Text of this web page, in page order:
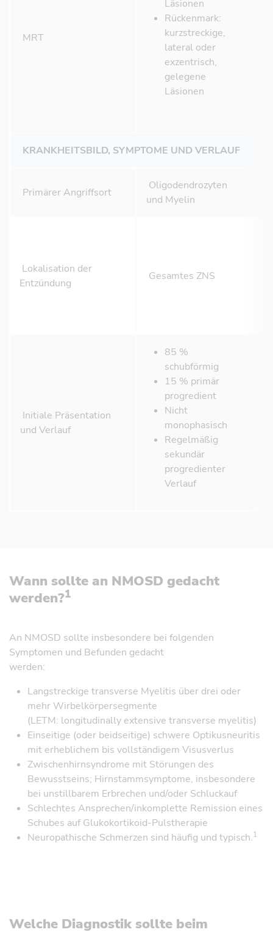
MRT
Läsionen
Rückenmark:
kurzstreckige,
lateral oder
exzentrisch,
gelegene
Läsionen
KRANKHEITSBILD, SYMPTOME UND VERLAUF
Primärer Angriffsort
Oligodendrozyten
und Myelin
Lokalisation der
Entzündung
Gesamtes ZNS
Initiale Präsentation
und Verlauf
85 %
schubförmig
15 % primär
progredient
Nicht
monophasisch
Regelmäßig
sekundär
progredienter
Verlauf
Wann sollte an NMOSD gedacht
werden?1
An NMOSD sollte insbesondere bei folgenden
Symptomen und Befunden gedacht
werden:
Langstreckige transverse Myelitis über drei oder
mehr Wirbelkörpersegmente
(LETM: longitudinally extensive transverse myelitis)
Einseitige (oder beidseitige) schwere Optikusneuritis
mit erheblichem bis vollständigem Visusverlus
Zwischenhirnsyndrome mit Störungen des
Bewusstseins; Hirnstammsymptome, insbesondere
bei unstillbarem Erbrechen und/oder Schluckauf
Schlechtes Ansprechen/inkomplette Remission eines
Schubes auf Glukokortikoid-Pulstherapie
Neuropathische Schmerzen sind häufig und typisch.1
Welche Diagnostik sollte beim